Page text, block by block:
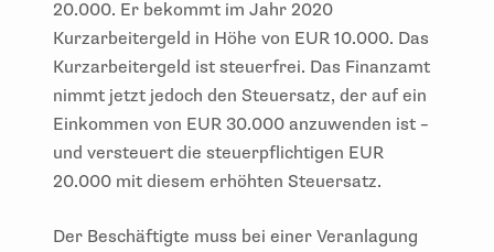
20.000. Er bekommt im Jahr 2020
Kurzarbeitergeld in Höhe von EUR 10.000. Das
Kurzarbeitergeld ist steuerfrei. Das Finanzamt
nimmt jetzt jedoch den Steuersatz, der auf ein
Einkommen von EUR 30.000 anzuwenden ist –
und versteuert die steuerpflichtigen EUR
20.000 mit diesem erhöhten Steuersatz.
Der Beschäftigte muss bei einer Veranlagung